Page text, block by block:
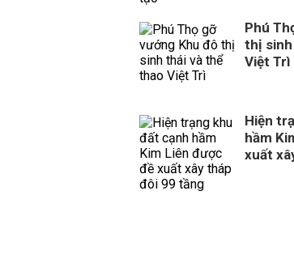
Phú
thị
Việt Trì
Hiện
hầm
xuất